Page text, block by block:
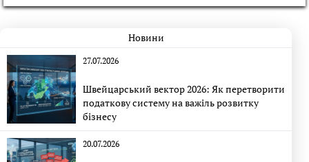
Новини
27.07.2026
Швейцарський вектор 2026: Як перетворити
податкову систему на важіль розвитку
бізнесу
20.07.2026